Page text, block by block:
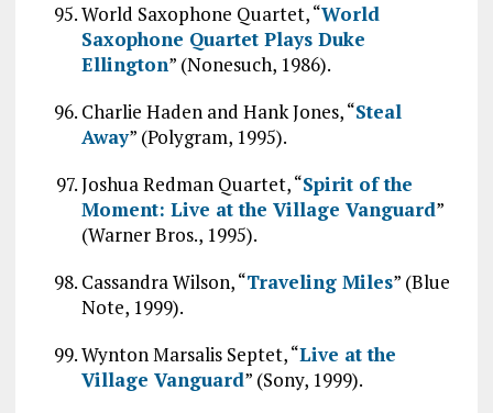
World Saxophone Quartet, “World
Saxophone Quartet Plays Duke
Ellington” (Nonesuch, 1986).
Charlie Haden and Hank Jones, “Steal
Away” (Polygram, 1995).
Joshua Redman Quartet, “Spirit of the
Moment: Live at the Village Vanguard”
(Warner Bros., 1995).
Cassandra Wilson, “Traveling Miles” (Blue
Note, 1999).
Wynton Marsalis Septet, “Live at the
Village Vanguard” (Sony, 1999).